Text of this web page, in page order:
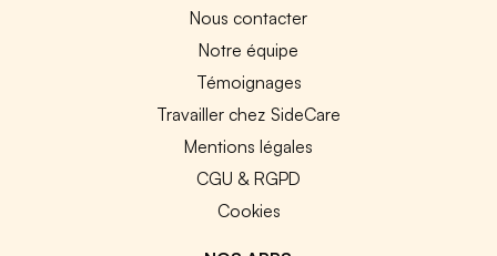
Nous contacter
Notre équipe
Témoignages
Travailler chez SideCare
Mentions légales
CGU & RGPD
Cookies